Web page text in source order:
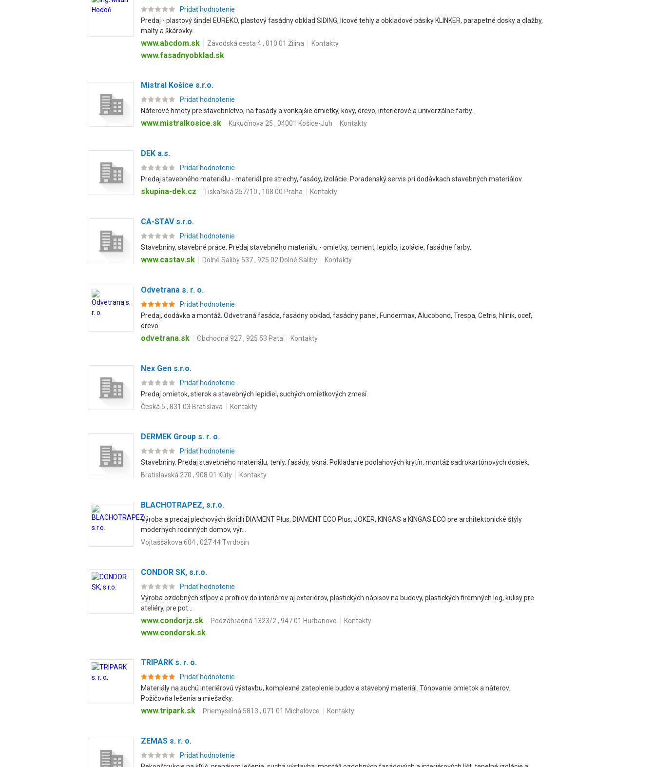
Pridať hodnotenie
Predaj - plastový šindel EUREKO, plastový fasádny obklad SIDING, lícové tehly a obkladové pásiky KLINKER, parapetné dosky a dlažby,
malty a škárovky.
www.abcdom.sk Závodská cesta 4 , 010 01 Žilina Kontakty
www.fasadnyobklad.sk
Mistral Košice s.r.o.
Pridať hodnotenie
Náterové hmoty pre stavebníctvo, na fasády a vonkajšie omietky, kovy, drevo, interiérové a univerzálne farby.
www.mistralkosice.sk Kukučínova 25 , 04001 Košice-Juh Kontakty
DEK a.s.
Pridať hodnotenie
Predaj stavebného materiálu - materiál pre strechy, fasády, izolácie. Poradenský servis pri dodávkach stavebných materiálov.
skupina-dek.cz Tiskařská 257/10 , 108 00 Praha Kontakty
CA-STAV s.r.o.
Pridať hodnotenie
Stavebniny, stavebné práce. Predaj stavebného materiálu - omietky, cement, lepidlo, izolácie, fasádne farby.
www.castav.sk Dolné Saliby 537 , 925 02 Dolné Saliby Kontakty
Odvetrana s. r. o.
Pridať hodnotenie
Predaj, dodávka a montáž. Odvetraná fasáda, fasádny obklad, fasádny panel, Fundermax, Alucobond, Trespa, Cetris, hliník, oceľ,
drevo.
odvetrana.sk Obchodná 927 , 925 53 Pata Kontakty
Nex Gen s.r.o.
Pridať hodnotenie
Predaj omietok, stierok a stavebných lepidiel, suchých omietkových zmesí.
Česká 5 , 831 03 Bratislava
Kontakty
DERMEK Group s. r. o.
Pridať hodnotenie
Stavebniny. Predaj stavebného materiálu, tehly, fasády, okná. Pokladanie podlahových krytín, montáž sadrokartónových dosiek.
Bratislavská 270 , 908 01 Kúty
Kontakty
BLACHOTRAPEZ, s.r.o.
Výroba a predaj plechových škridlí DIAMENT Plus, DIAMENT ECO Plus, JOKER, KINGAS a KINGAS ECO pre architektonické štýly
moderných rodinných domov, výr...
Vojtaššákova 604 , 027 44 Tvrdošín
CONDOR SK, s.r.o.
Pridať hodnotenie
Výroba ozdobných stĺpov a profilov do interiérov aj exteriérov, plastických nápisov na budovy, plastických firemných log, kulisy pre
ateliéry, pre pot...
www.condorjz.sk Podzáhradná 1323/2 , 947 01 Hurbanovo Kontakty
www.condorsk.sk
TRIPARK s. r. o.
Pridať hodnotenie
Materiály na suchú interiérovú výstavbu, komplexné zateplenie budov a stavebný materiál. Tónovanie omietok a náterov.
Požičovňa lešenia a miešačky.
www.tripark.sk Priemyselná 5813 , 071 01 Michalovce Kontakty
ZEMAS s. r. o.
Pridať hodnotenie